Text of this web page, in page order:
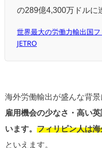
の289億4,300万ドルに
世界最大の労働力輸出国
JETRO
海外労働輸出が盛んな背
雇用機会の少なさ・高い
います。 フィリピン人は
といえます。